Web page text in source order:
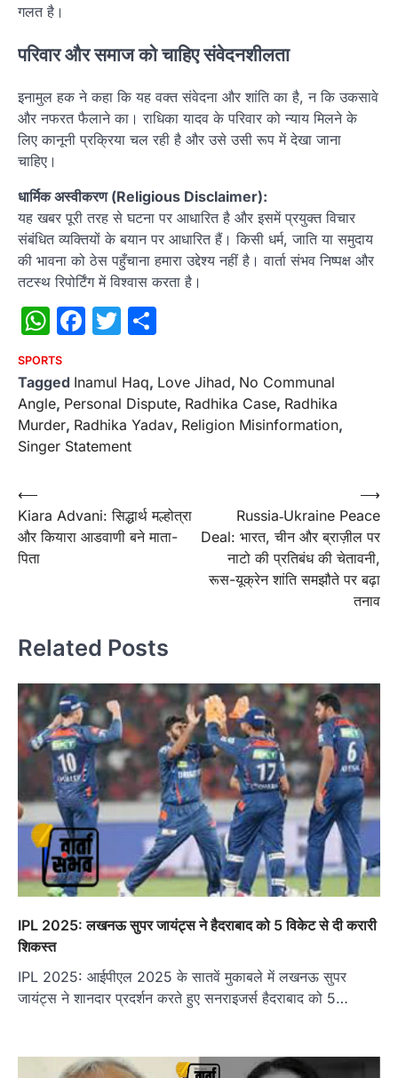
गलत है।
परिवार और समाज को चाहिए संवेदनशीलता
इनामुल हक ने कहा कि यह वक्त संवेदना और शांति का है, न कि उकसावे
और नफरत फैलाने का। राधिका यादव के परिवार को न्याय मिलने के
लिए कानूनी प्रक्रिया चल रही है और उसे उसी रूप में देखा जाना
चाहिए।
धार्मिक अस्वीकरण (Religious Disclaimer):
यह खबर पूरी तरह से घटना पर आधारित है और इसमें प्रयुक्त विचार
संबंधित व्यक्तियों के बयान पर आधारित हैं। किसी धर्म, जाति या समुदाय
की भावना को ठेस पहुँचाना हमारा उद्देश्य नहीं है। वार्ता संभव निष्पक्ष और
तटस्थ रिपोर्टिंग में विश्वास करता है।
WhatsApp
Facebook
Twitter
SPORTS
Tagged Inamul Haq, Love Jihad, No Communal
Angle, Personal Dispute, Radhika Case, Radhika
Murder, Radhika Yadav, Religion Misinformation,
Singer Statement
Post
navigation
⟵
Kiara Advani: सिद्धार्थ मल्होत्रा
और कियारा आडवाणी बने माता-
पिता
Russia‑Ukraine Peace
Deal: भारत, चीन और ब्राज़ील पर
नाटो की प्रतिबंध की चेतावनी,
रूस-यूक्रेन शांति समझौते पर बढ़ा
तनाव
⟶
Related Posts
IPL 2025: लखनऊ सुपर जायंट्स ने हैदराबाद को 5 विकेट से दी करारी
शिकस्त
IPL 2025: आईपीएल 2025 के सातवें मुकाबले में लखनऊ सुपर
जायंट्स ने शानदार प्रदर्शन करते हुए सनराइजर्स हैदराबाद को 5…